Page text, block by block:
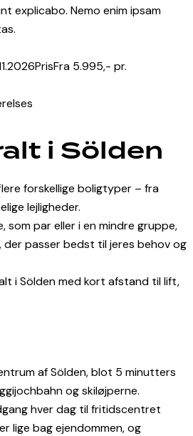
explicabo. Nemo enim ipsam
PrisFra 5.995,- pr.
i Sölden
forskellige boligtyper – fra
lejligheder.
som par eller i en mindre gruppe,
der passer bedst til jeres behov og
i Sölden med kort afstand til lift,
af Sölden, blot 5 minutters
og skiløjperne.
hver dag til fritidscentret
lige bag ejendommen, og